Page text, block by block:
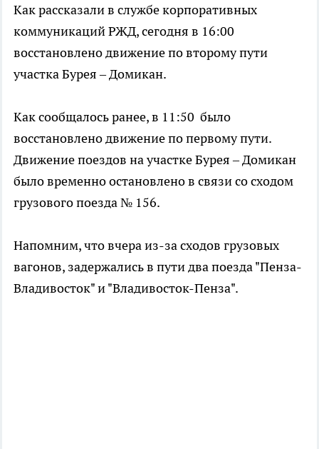
Как рассказали в службе корпоративных
коммуникаций РЖД, сегодня в 16:00
восстановлено движение по второму пути
участка Бурея – Домикан.
Как сообщалось ранее, в 11:50 было
восстановлено движение по первому пути.
Движение поездов на участке Бурея – Домикан
было временно остановлено в связи со сходом
грузового поезда № 156.
Напомним, что вчера из-за сходов грузовых
вагонов, задержались в пути два поезда "Пенза-
Владивосток" и "Владивосток-Пенза".